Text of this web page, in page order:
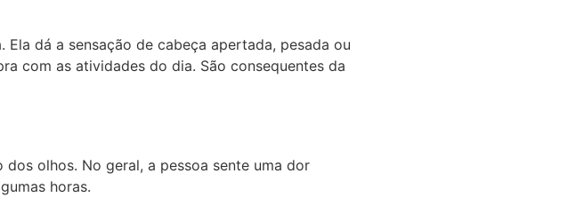
dá a sensação de cabeça apertada, pesada ou
com as atividades do dia. São consequentes da
olhos. No geral, a pessoa sente uma dor
horas.